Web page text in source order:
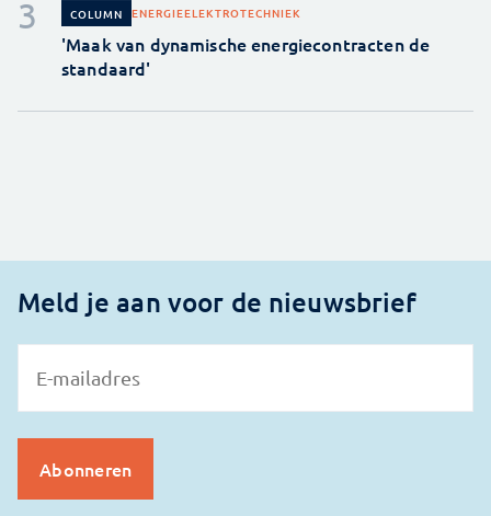
COLUMN ENERGIEELEKTROTECHNIEK
'Maak van dynamische energiecontracten de
standaard'
Meld je aan voor de nieuwsbrief